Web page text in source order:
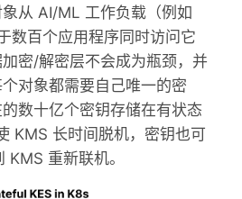
从 AI/ML 工作负载（例如
数百个应用程序同时访问它
密/解密层不会成为瓶颈，并
对象都需要自己唯一的密
数十亿个密钥存储在有状态
KMS 长时间脱机，密钥也可
KMS 重新联机。